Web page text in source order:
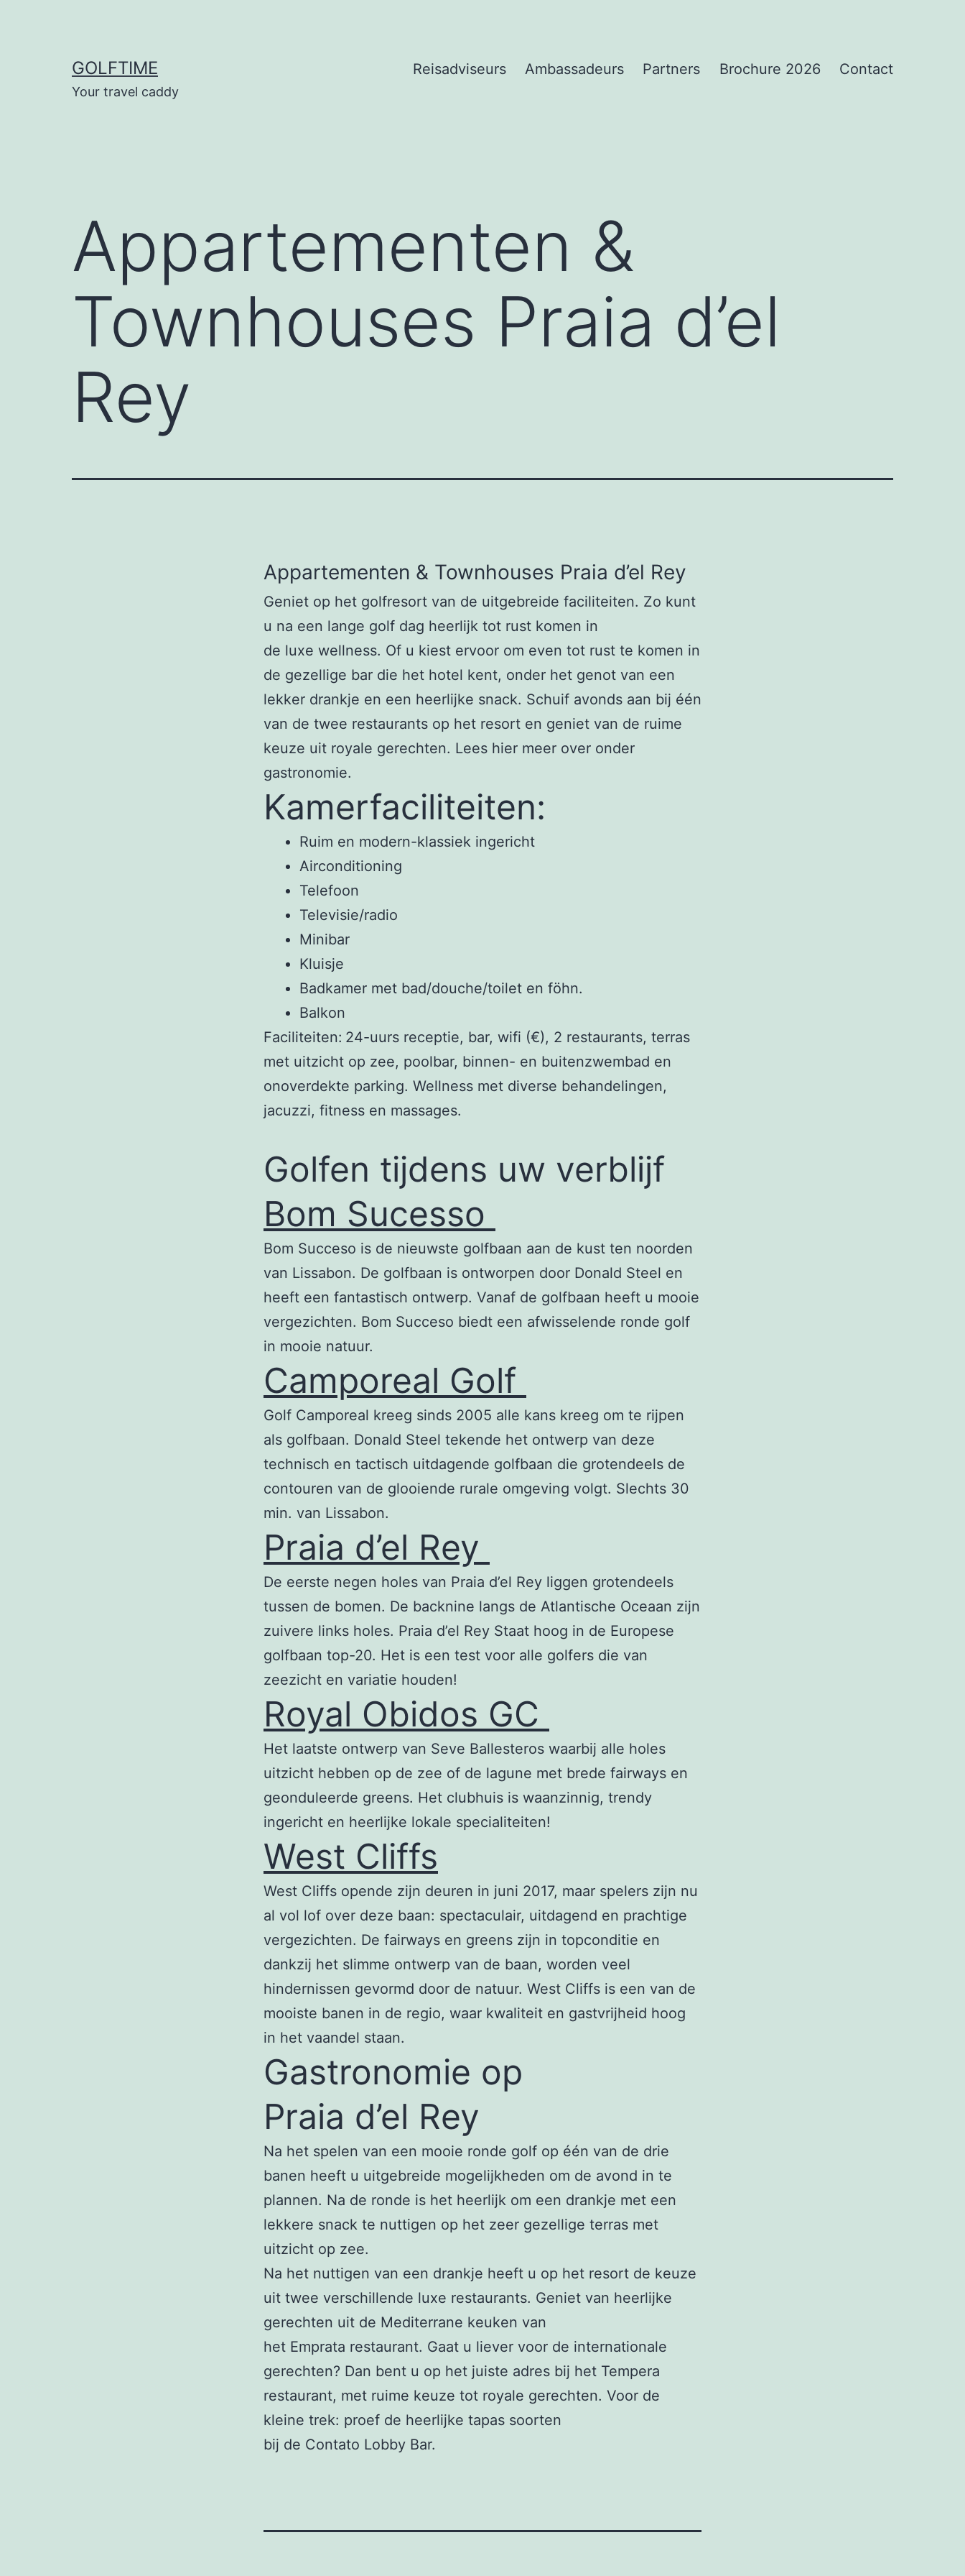
GOLFTIME
Your travel caddy
Reisadviseurs Ambassadeurs Partners Brochure 2026 Contact
Appartementen &
Townhouses Praia d’el
Rey
Appartementen & Townhouses Praia d’el Rey
Geniet op het golfresort van de uitgebreide faciliteiten. Zo kunt
u na een lange golf dag heerlijk tot rust komen in
de luxe wellness. Of u kiest ervoor om even tot rust te komen in
de gezellige bar die het hotel kent, onder het genot van een
lekker drankje en een heerlijke snack. Schuif avonds aan bij één
van de twee restaurants op het resort en geniet van de ruime
keuze uit royale gerechten. Lees hier meer over onder
gastronomie.
Kamerfaciliteiten:
Ruim en modern-klassiek ingericht
Airconditioning
Telefoon
Televisie/radio
Minibar
Kluisje
Badkamer met bad/douche/toilet en föhn.
Balkon
Faciliteiten: 24-uurs receptie, bar, wifi (€), 2 restaurants, terras
met uitzicht op zee, poolbar, binnen- en buitenzwembad en
onoverdekte parking. Wellness met diverse behandelingen,
jacuzzi, fitness en massages.
Golfen tijdens uw verblijf
Bom Sucesso
Bom Succeso is de nieuwste golfbaan aan de kust ten noorden
van Lissabon. De golfbaan is ontworpen door Donald Steel en
heeft een fantastisch ontwerp. Vanaf de golfbaan heeft u mooie
vergezichten. Bom Succeso biedt een afwisselende ronde golf
in mooie natuur.
Camporeal Golf
Golf Camporeal kreeg sinds 2005 alle kans kreeg om te rijpen
als golfbaan. Donald Steel tekende het ontwerp van deze
technisch en tactisch uitdagende golfbaan die grotendeels de
contouren van de glooiende rurale omgeving volgt. Slechts 30
min. van Lissabon.
Praia d’el Rey
De eerste negen holes van Praia d’el Rey liggen grotendeels
tussen de bomen. De backnine langs de Atlantische Oceaan zijn
zuivere links holes. Praia d’el Rey Staat hoog in de Europese
golfbaan top-20. Het is een test voor alle golfers die van
zeezicht en variatie houden!
Royal Obidos GC
Het laatste ontwerp van Seve Ballesteros waarbij alle holes
uitzicht hebben op de zee of de lagune met brede fairways en
geonduleerde greens. Het clubhuis is waanzinnig, trendy
ingericht en heerlijke lokale specialiteiten!
West Cliffs
West Cliffs opende zijn deuren in juni 2017, maar spelers zijn nu
al vol lof over deze baan: spectaculair, uitdagend en prachtige
vergezichten. De fairways en greens zijn in topconditie en
dankzij het slimme ontwerp van de baan, worden veel
hindernissen gevormd door de natuur. West Cliffs is een van de
mooiste banen in de regio, waar kwaliteit en gastvrijheid hoog
in het vaandel staan.
Gastronomie op
Praia d’el Rey
Na het spelen van een mooie ronde golf op één van de drie
banen heeft u uitgebreide mogelijkheden om de avond in te
plannen. Na de ronde is het heerlijk om een drankje met een
lekkere snack te nuttigen op het zeer gezellige terras met
uitzicht op zee.
Na het nuttigen van een drankje heeft u op het resort de keuze
uit twee verschillende luxe restaurants. Geniet van heerlijke
gerechten uit de Mediterrane keuken van
het Emprata restaurant. Gaat u liever voor de internationale
gerechten? Dan bent u op het juiste adres bij het Tempera
restaurant, met ruime keuze tot royale gerechten. Voor de
kleine trek: proef de heerlijke tapas soorten
bij de Contato Lobby Bar.